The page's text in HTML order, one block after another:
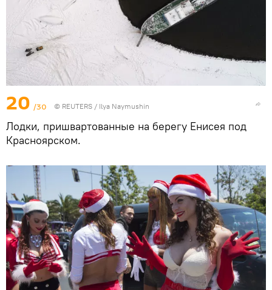
20 /30 © REUTERS / Ilya Naymushin
Лодки, пришвартованные на берегу Енисея под
Красноярском.